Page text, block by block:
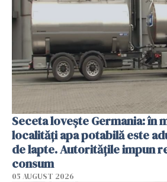
Seceta lovește Germania: în
localități apa potabilă este
de lapte. Autoritățile impun
consum
05 AUGUST 2026